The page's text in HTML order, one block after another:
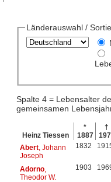
Länderauswahl /
Spalte 4 = Lebensalter
gemeinsamen
Heinz Tiessen
*
1887
†
Abert, Johann
Joseph
1832
Adorno,
Theodor W.
1903